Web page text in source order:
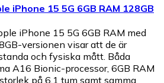
iPhone 15 5G 6GB RAM 128GB
iPhone 15 5G 6GB RAM med
versionen visar att de är
och fysiska mått. Båda
A16 Bionic-processor, 6GB RAM
på 6.1 tum samt samma